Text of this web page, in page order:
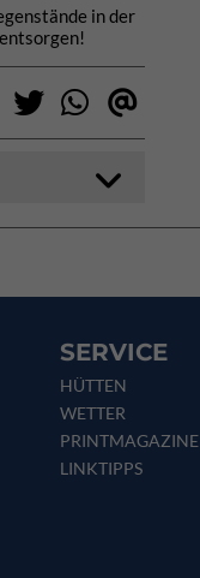
in der
SERVICE
HÜTTEN
WETTER
PRINTMAGAZINE
LINKTIPPS